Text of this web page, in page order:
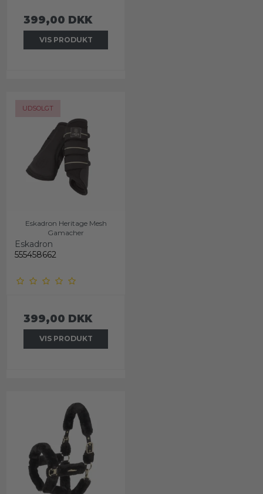
399,00 DKK
VIS PRODUKT
UDSOLGT
Eskadron Heritage Mesh
Gamacher
Eskadron
555458662
399,00 DKK
VIS PRODUKT